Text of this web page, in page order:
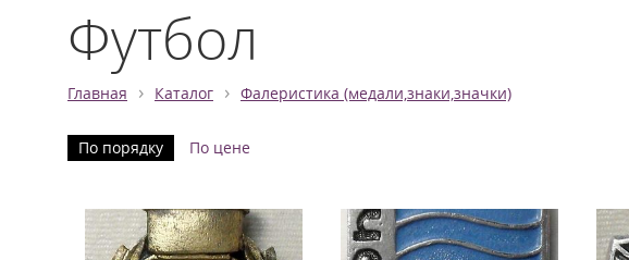
Футбол
Главная › Каталог › Фалеристика (медали,знаки,значки)
По порядку По цене